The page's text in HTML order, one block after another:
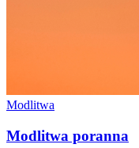
Modlitwa
Modlitwa poranna